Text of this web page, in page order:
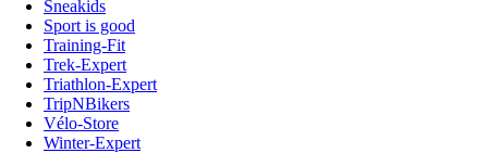
Sneakids
Sport is good
Training-Fit
Trek-Expert
Triathlon-Expert
TripNBikers
Vélo-Store
Winter-Expert